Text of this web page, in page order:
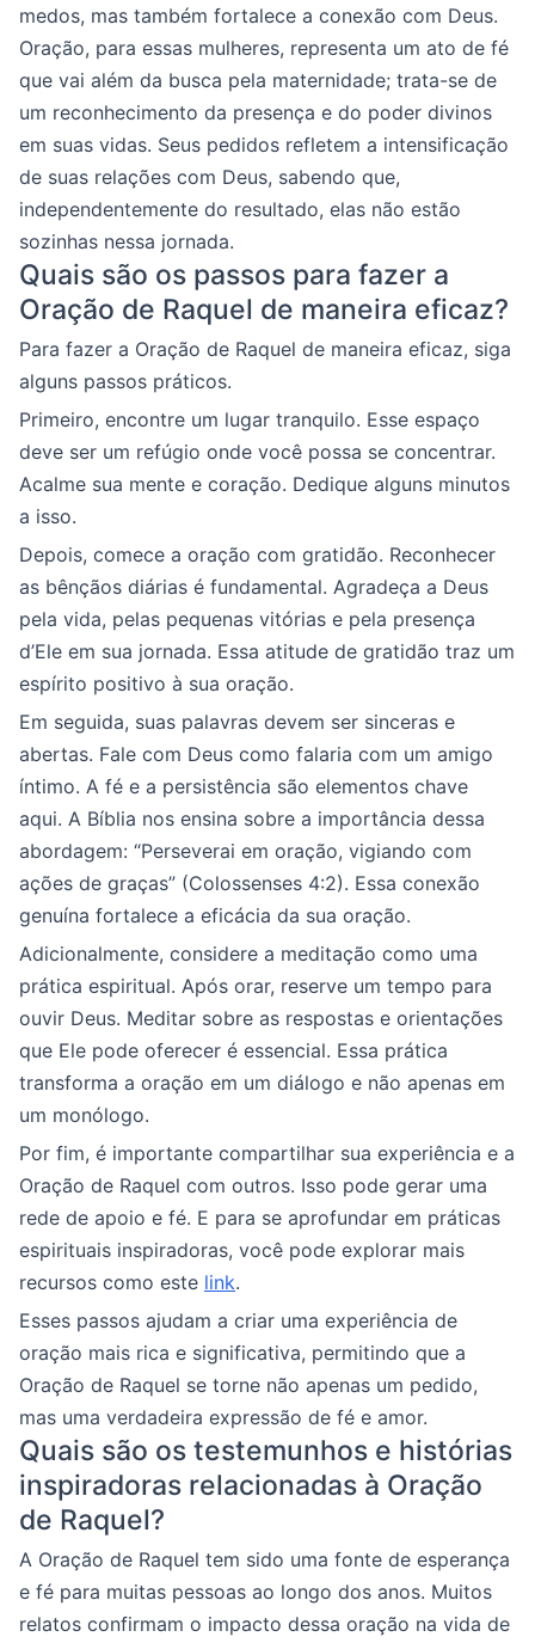
medos, mas também fortalece a conexão com Deus.
Oração, para essas mulheres, representa um ato de fé
que vai além da busca pela maternidade; trata-se de
um reconhecimento da presença e do poder divinos
em suas vidas. Seus pedidos refletem a intensificação
de suas relações com Deus, sabendo que,
independentemente do resultado, elas não estão
sozinhas nessa jornada.
Quais são os passos para fazer a
Oração de Raquel de maneira eficaz?
Para fazer a Oração de Raquel de maneira eficaz, siga
alguns passos práticos.
Primeiro, encontre um lugar tranquilo. Esse espaço
deve ser um refúgio onde você possa se concentrar.
Acalme sua mente e coração. Dedique alguns minutos
a isso.
Depois, comece a oração com gratidão. Reconhecer
as bênçãos diárias é fundamental. Agradeça a Deus
pela vida, pelas pequenas vitórias e pela presença
d’Ele em sua jornada. Essa atitude de gratidão traz um
espírito positivo à sua oração.
Em seguida, suas palavras devem ser sinceras e
abertas. Fale com Deus como falaria com um amigo
íntimo. A fé e a persistência são elementos chave
aqui. A Bíblia nos ensina sobre a importância dessa
abordagem: “Perseverai em oração, vigiando com
ações de graças” (Colossenses 4:2). Essa conexão
genuína fortalece a eficácia da sua oração.
Adicionalmente, considere a meditação como uma
prática espiritual. Após orar, reserve um tempo para
ouvir Deus. Meditar sobre as respostas e orientações
que Ele pode oferecer é essencial. Essa prática
transforma a oração em um diálogo e não apenas em
um monólogo.
Por fim, é importante compartilhar sua experiência e a
Oração de Raquel com outros. Isso pode gerar uma
rede de apoio e fé. E para se aprofundar em práticas
espirituais inspiradoras, você pode explorar mais
recursos como este link.
Esses passos ajudam a criar uma experiência de
oração mais rica e significativa, permitindo que a
Oração de Raquel se torne não apenas um pedido,
mas uma verdadeira expressão de fé e amor.
Quais são os testemunhos e histórias
inspiradoras relacionadas à Oração
de Raquel?
A Oração de Raquel tem sido uma fonte de esperança
e fé para muitas pessoas ao longo dos anos. Muitos
relatos confirmam o impacto dessa oração na vida de